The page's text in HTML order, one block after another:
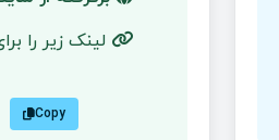
لینک زیر را
Copy